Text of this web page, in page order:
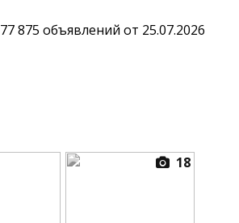
77 875 объявлений от 25.07.2026
18